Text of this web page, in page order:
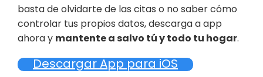
basta de olvidarte de las citas o no saber cómo
controlar tus propios datos, descarga a app
ahora y mantente a salvo tú y todo tu hogar.
Descargar App para iOS